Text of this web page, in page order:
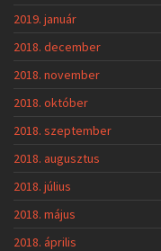
2019. január
2018. december
2018. november
2018. október
2018. szeptember
2018. augusztus
2018. július
2018. május
2018. április